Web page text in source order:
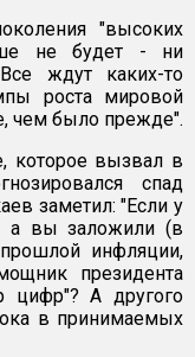
"высоких
не будет - ни
ждут каких-то
роста мировой
чем было прежде".
которое вызвал в
спад
заметил: "Если у
а вы заложили (в
инфляции,
президента
цифр"? А другого
в принимаемых